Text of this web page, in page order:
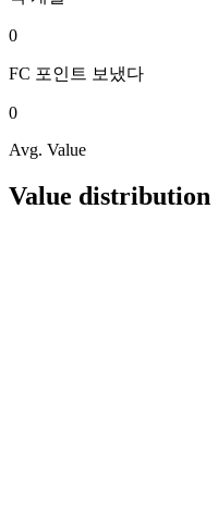
0
FC 포인트 보냈다
0
Avg. Value
Value distribution